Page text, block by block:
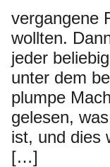
vergangene
wollten.
jeder
unter dem
plumpe
gelesen,
ist, und dies
[…]